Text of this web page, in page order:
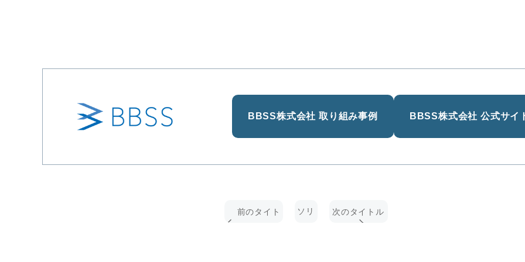
BBSS株式会社 取り組み事例 BBSS株式会社 公式サイ
前のタイト ソリ 次のタイトル